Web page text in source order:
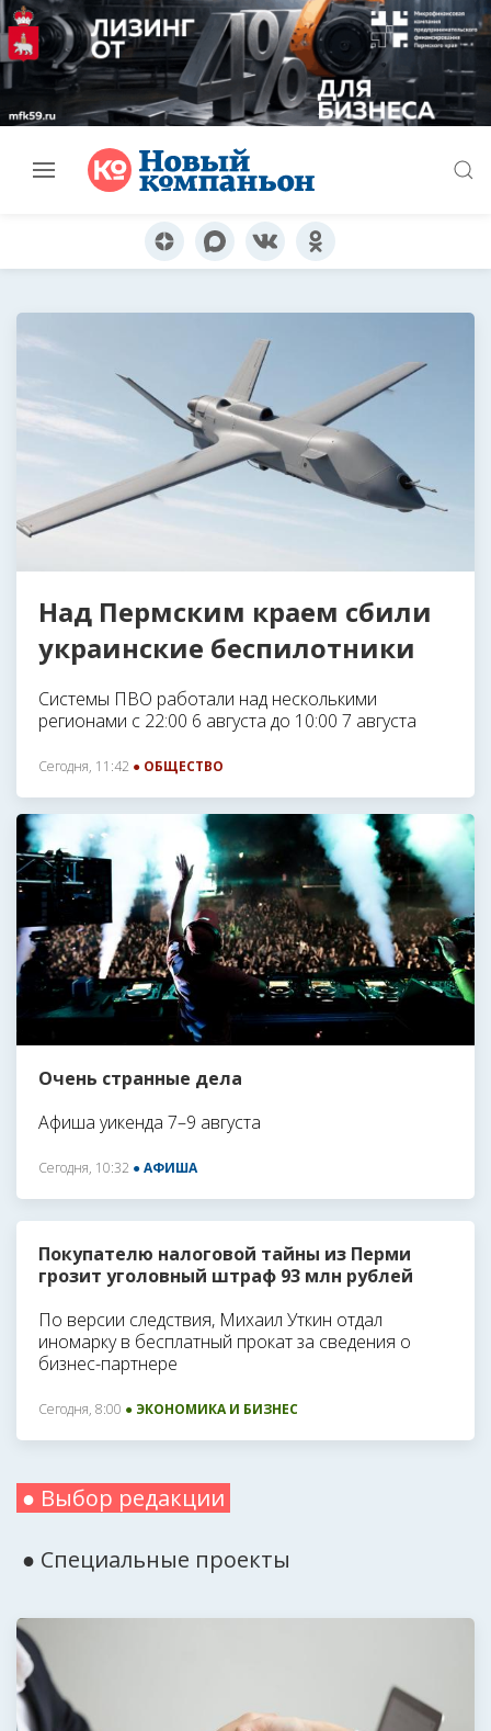
Над Пермским краем сбили
украинские беспилотники
Системы ПВО работали над несколькими
регионами с 22:00 6 августа до 10:00 7 августа
Сегодня, 11:42 ● ОБЩЕСТВО
Очень странные дела
Афиша уикенда 7–9 августа
Сегодня, 10:32 ● АФИША
Покупателю налоговой тайны из Перми
грозит уголовный штраф 93 млн рублей
По версии следствия, Михаил Уткин отдал
иномарку в бесплатный прокат за сведения о
бизнес-партнере
Сегодня, 8:00 ● ЭКОНОМИКА И БИЗНЕС
● Выбор редакции
● Специальные проекты